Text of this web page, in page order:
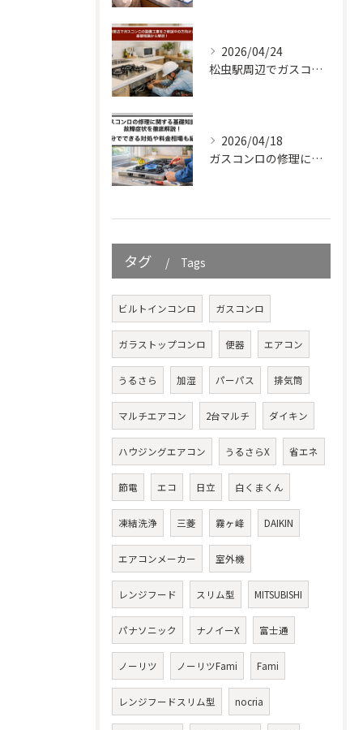
2026/04/24
松虫駅周辺でガスコンロの設置工事をご検討中の方向けガイド｜基礎知識から解説！
2026/04/18
ガスコンロの修理に関する基礎知識と故障症状を徹底解説！自分でできる対処や料金相場も紹介
タグ Tags
ビルトインコンロ ガスコンロ
ガラストップコンロ 便器 エアコン
うるさら 加湿 パーパス 排気筒
マルチエアコン 2台マルチ ダイキン
ハウジングエアコン うるさらX 省エネ
節電 エコ 日立 白くまくん
凍結洗浄 三菱 霧ヶ峰 DAIKIN
エアコンメーカー 室外機
レンジフード スリム型 MITSUBISHI
パナソニック ナノイーX 富士通
ノーリツ ノーリツFami Fami
レンジフードスリム型 nocria